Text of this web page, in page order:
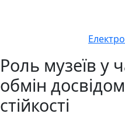
Роль музеїв у
обмін досвідом
стійкості